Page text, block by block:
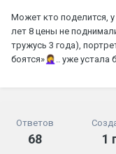
Может кто поделится,
лет 8 цены не
тружусь 3 года),
боятся» 🤦‍♀️ .. уже
Ответов
68 1